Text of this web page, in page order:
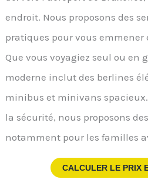
endroit. Nous proposons des
pratiques pour vous
Que vous voyagiez seul ou en
moderne inclut des berlines
minibus et minivans
la sécurité, nous proposons
notamment pour les familles
CALCULER LE PRIX